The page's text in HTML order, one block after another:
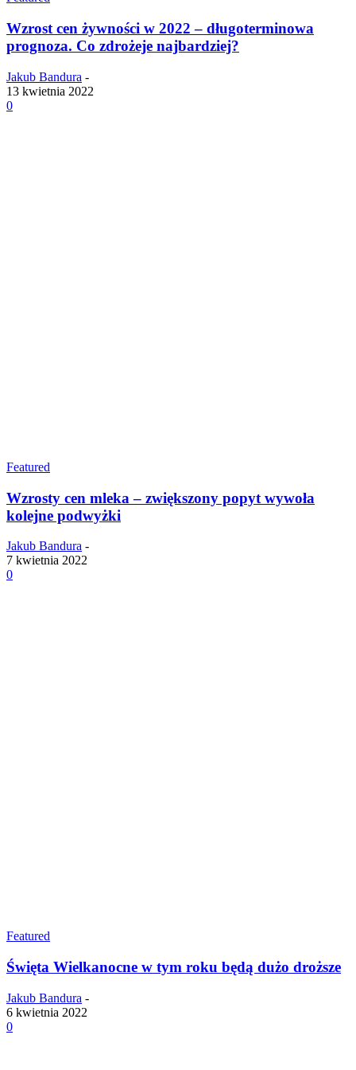
Wzrost cen żywności w 2022 – długoterminowa
prognoza. Co zdrożeje najbardziej?
Jakub Bandura -
13 kwietnia 2022
0
Featured
Wzrosty cen mleka – zwiększony popyt wywoła
kolejne podwyżki
Jakub Bandura -
7 kwietnia 2022
0
Featured
Święta Wielkanocne w tym roku będą dużo droższe
Jakub Bandura -
6 kwietnia 2022
0